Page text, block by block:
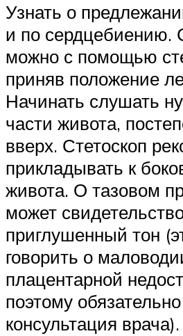
Узнать о
и по сердцебиению.
можно с помощью
приняв положение
Начинать слушать
части живота,
вверх. Стетоскоп
прикладывать к
живота. О тазовом
может
приглушенный тон
говорить о
плацентарной
поэтому
консультация врача).